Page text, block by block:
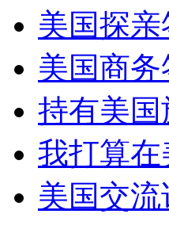
美国探
美国商务
持有美
我打算
美国交